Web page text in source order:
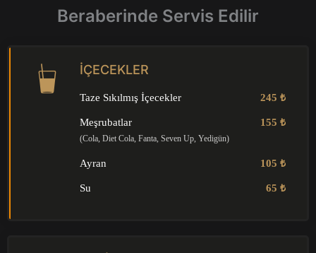
Beraberinde Servis Edilir
İÇECEKLER
Taze Sıkılmış İçecekler 245 ₺
Meşrubatlar
(Cola, Diet Cola, Fanta, Seven Up, Yedigün)
155 ₺
Ayran 105 ₺
Su 65 ₺